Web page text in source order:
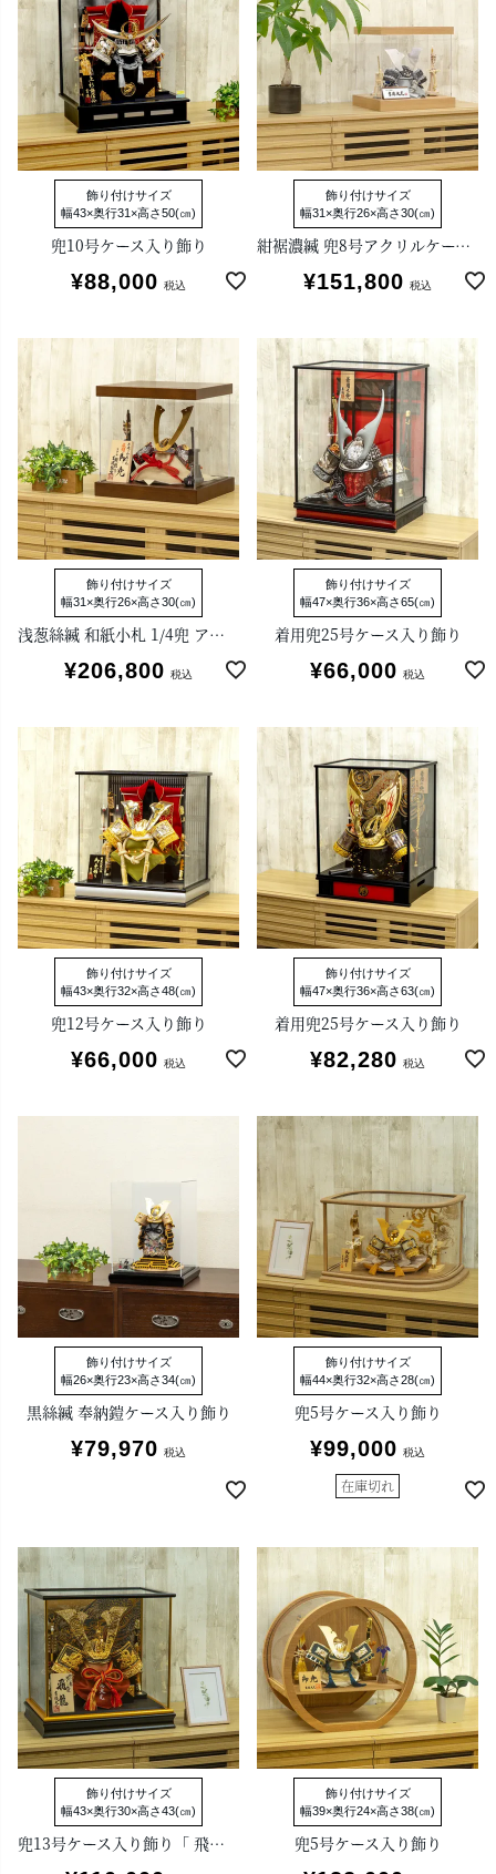
飾り付けサイズ
幅43×奥行31×高さ50(㎝)
兜10号ケース入り飾り
¥88,000 税込
飾り付けサイズ
幅31×奥行26×高さ30(㎝)
紺裾濃縅 兜8号アクリルケース付き飾り
¥151,800 税込
飾り付けサイズ
幅31×奥行26×高さ30(㎝)
浅葱絲縅 和紙小札 1/4兜 アクリルケース付き飾り 小柴鑚穂作
¥206,800 税込
飾り付けサイズ
幅47×奥行36×高さ65(㎝)
着用兜25号ケース入り飾り
¥66,000 税込
飾り付けサイズ
幅43×奥行32×高さ48(㎝)
兜12号ケース入り飾り
¥66,000 税込
飾り付けサイズ
幅47×奥行36×高さ63(㎝)
着用兜25号ケース入り飾り
¥82,280 税込
飾り付けサイズ
幅26×奥行23×高さ34(㎝)
黒絲縅 奉納鎧ケース入り飾り
¥79,970 税込
飾り付けサイズ
幅44×奥行32×高さ28(㎝)
兜5号ケース入り飾り
¥99,000 税込
在庫切れ
飾り付けサイズ
幅43×奥行30×高さ43(㎝)
兜13号ケース入り飾り「 飛龍」
飾り付けサイズ
幅39×奥行24×高さ38(㎝)
兜5号ケース入り飾り